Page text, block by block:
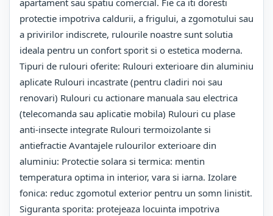
protectie impotriva caldurii, a frigului, a zgomotului sau
a privirilor indiscrete, rulourile noastre sunt solutia
ideala pentru un confort sporit si o estetica moderna.
Tipuri de rulouri oferite: Rulouri exterioare din aluminiu
aplicate Rulouri incastrate (pentru cladiri noi sau
renovari) Rulouri cu actionare manuala sau electrica
(telecomanda sau aplicatie mobila) Rulouri cu plase
anti-insecte integrate Rulouri termoizolante si
antiefractie Avantajele rulourilor exterioare din
aluminiu: Protectie solara si termica: mentin
temperatura optima in interior, vara si iarna. Izolare
fonica: reduc zgomotul exterior pentru un somn linistit.
Siguranta sporita: protejeaza locuinta impotriva